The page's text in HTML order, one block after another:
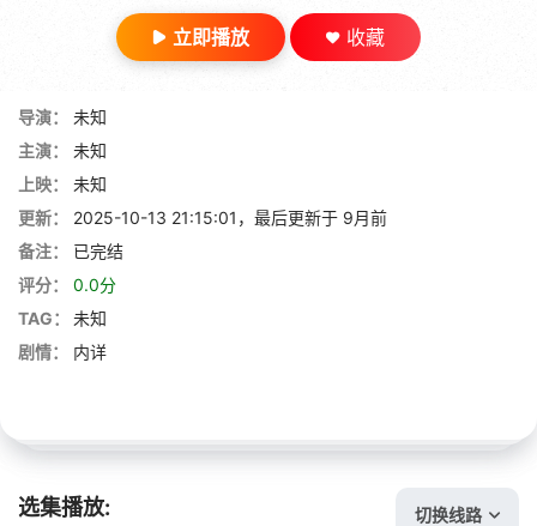
立即播放 收藏
导演：
未知
主演：
未知
上映：
未知
更新：
2025-10-13 21:15:01，最后更新于 9月前
备注：
已完结
评分：
0.0分
TAG：
未知
剧情：
内详
选集播放: 切换线路